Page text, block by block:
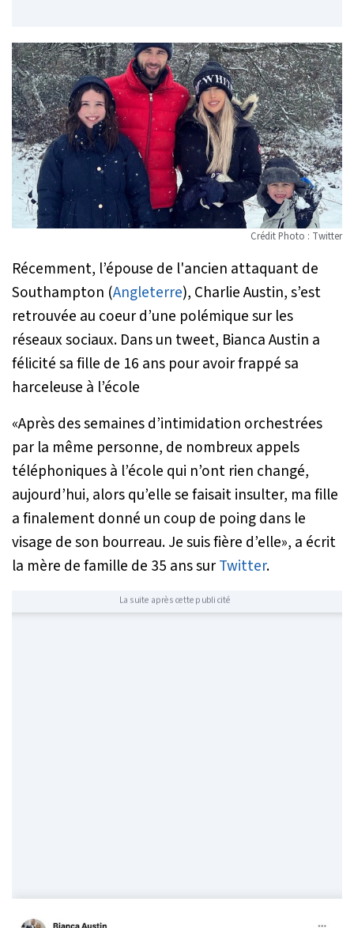
Crédit Photo : Twitter
Récemment, l’épouse de l'ancien attaquant de
Southampton (Angleterre), Charlie Austin, s’est
retrouvée au coeur d’une polémique sur les
réseaux sociaux. Dans un tweet, Bianca Austin a
félicité sa fille de 16 ans pour avoir frappé sa
harceleuse à l’école
«Après des semaines d’intimidation orchestrées
par la même personne, de nombreux appels
téléphoniques à l’école qui n’ont rien changé,
aujourd’hui, alors qu’elle se faisait insulter, ma fille
a finalement donné un coup de poing dans le
visage de son bourreau. Je suis fière d’elle», a écrit
la mère de famille de 35 ans surTwitter.
La suite après cette publicité